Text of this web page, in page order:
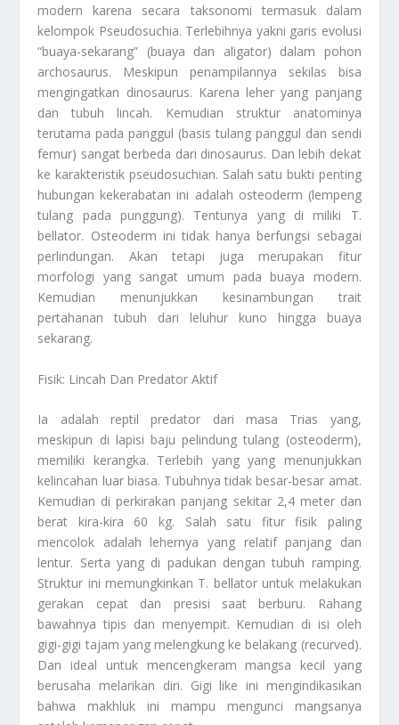
modern karena secara taksonomi termasuk dalam
kelompok Pseudosuchia. Terlebihnya yakni garis evolusi
“buaya-sekarang” (buaya dan aligator) dalam pohon
archosaurus. Meskipun penampilannya sekilas bisa
mengingatkan dinosaurus. Karena leher yang panjang
dan tubuh lincah. Kemudian struktur anatominya
terutama pada panggul (basis tulang panggul dan sendi
femur) sangat berbeda dari dinosaurus. Dan lebih dekat
ke karakteristik pseudosuchian. Salah satu bukti penting
hubungan kekerabatan ini adalah osteoderm (lempeng
tulang pada punggung). Tentunya yang di miliki T.
bellator. Osteoderm ini tidak hanya berfungsi sebagai
perlindungan. Akan tetapi juga merupakan fitur
morfologi yang sangat umum pada buaya modern.
Kemudian menunjukkan kesinambungan trait
pertahanan tubuh dari leluhur kuno hingga buaya
sekarang.
Fisik: Lincah Dan Predator Aktif
Ia adalah reptil predator dari masa Trias yang,
meskipun di lapisi baju pelindung tulang (osteoderm),
memiliki kerangka. Terlebih yang yang menunjukkan
kelincahan luar biasa. Tubuhnya tidak besar-besar amat.
Kemudian di perkirakan panjang sekitar 2,4 meter dan
berat kira-kira 60 kg. Salah satu fitur fisik paling
mencolok adalah lehernya yang relatif panjang dan
lentur. Serta yang di padukan dengan tubuh ramping.
Struktur ini memungkinkan T. bellator untuk melakukan
gerakan cepat dan presisi saat berburu. Rahang
bawahnya tipis dan menyempit. Kemudian di isi oleh
gigi-gigi tajam yang melengkung ke belakang (recurved).
Dan ideal untuk mencengkeram mangsa kecil yang
berusaha melarikan diri. Gigi like ini mengindikasikan
bahwa makhluk ini mampu mengunci mangsanya